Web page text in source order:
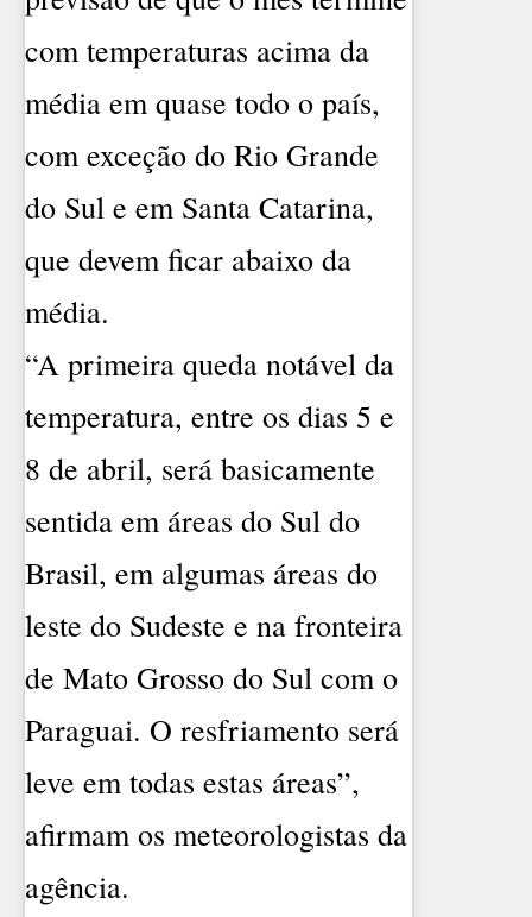
com temperaturas acima da
média em quase todo o país,
com exceção do Rio Grande
do Sul e em Santa Catarina,
que devem ficar abaixo da
média.
“A primeira queda notável da
temperatura, entre os dias 5 e
8 de abril, será basicamente
sentida em áreas do Sul do
Brasil, em algumas áreas do
leste do Sudeste e na fronteira
de Mato Grosso do Sul com o
Paraguai. O resfriamento será
leve em todas estas áreas”,
afirmam os meteorologistas da
agência.